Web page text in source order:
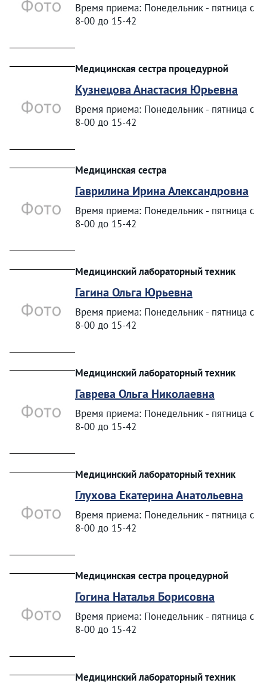
Время приема: Понедельник - пятница с
8-00 до 15-42
Медицинская сестра процедурной
Кузнецова Анастасия Юрьевна
Время приема: Понедельник - пятница с
8-00 до 15-42
Медицинская сестра
Гаврилина Ирина Александровна
Время приема: Понедельник - пятница с
8-00 до 15-42
Медицинский лабораторный техник
Гагина Ольга Юрьевна
Время приема: Понедельник - пятница с
8-00 до 15-42
Медицинский лабораторный техник
Гаврева Ольга Николаевна
Время приема: Понедельник - пятница с
8-00 до 15-42
Медицинский лабораторный техник
Глухова Екатерина Анатольевна
Время приема: Понедельник - пятница с
8-00 до 15-42
Медицинская сестра процедурной
Гогина Наталья Борисовна
Время приема: Понедельник - пятница с
8-00 до 15-42
Медицинский лабораторный техник